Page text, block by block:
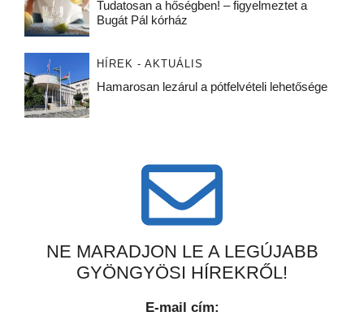
Tudatosan a hőségben! – figyelmeztet a
Bugát Pál kórház
HÍREK - AKTUÁLIS
Hamarosan lezárul a pótfelvételi lehetősége
NE MARADJON LE A LEGÚJABB
GYÖNGYÖSI HÍREKRŐL!
E-mail cím: